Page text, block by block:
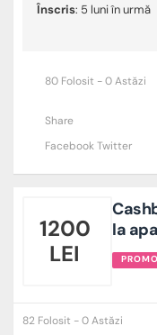
Înscris: 5 luni în urmă
80 Folosit - 0 Astăzi
Share
FacebookTwitter
1200
LEI
la
82 Folosit - 0 Astăzi